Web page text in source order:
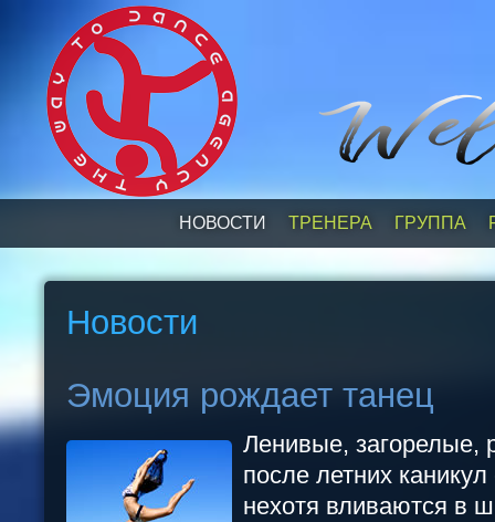
НОВОСТИ ТРЕНЕРА ГРУППА
Новости
Эмоция рождает танец
Ленивые, загорелые,
после летних
нехотя вливаются в